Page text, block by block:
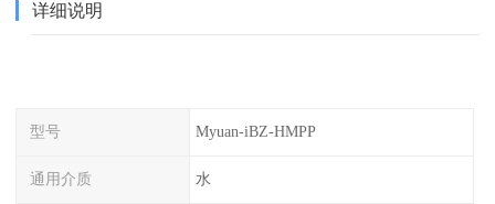
详细说明
型号 Myuan-iBZ-HMPP
通用介质 水